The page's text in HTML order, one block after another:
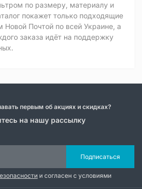
по размеру, материалу и
покажет только подходящие
Новой Почтой по всей Украине, а
заказа идёт на поддержку
первым об акциях и скидках?
на нашу рассылку
Подписаться
и согласен с условиями